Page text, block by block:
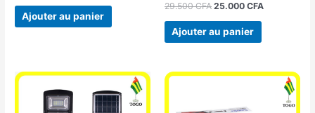
Ajouter au panier
29.500CFA 25.000 CFA
Ajouter au panier